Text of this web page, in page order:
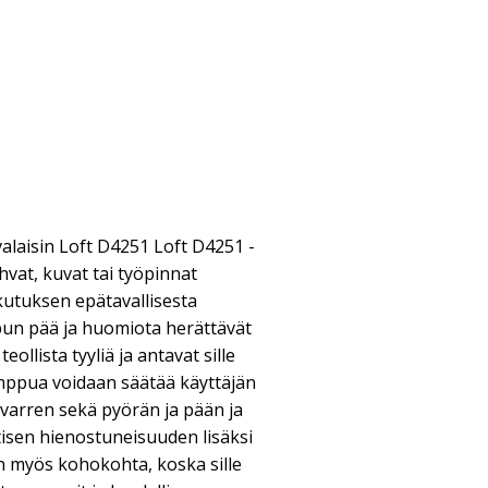
Loft D4251 Loft D4251 -
kuvat tai työpinnat
epätavallisesta
pää ja huomiota herättävät
tyyliä ja antavat sille
voidaan säätää käyttäjän
sekä pyörän ja pään ja
hienostuneisuuden lisäksi
kohokohta, koska sille